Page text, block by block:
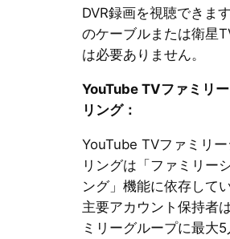
DVR録画を視聴できま
のケーブルまたは衛星
は必要ありません。
YouTube TVファミリ
リング：
YouTube TVファミリ
リングは「ファミリー
ング」機能に依存してい
主要アカウント保持者
ミリーグループに最大5